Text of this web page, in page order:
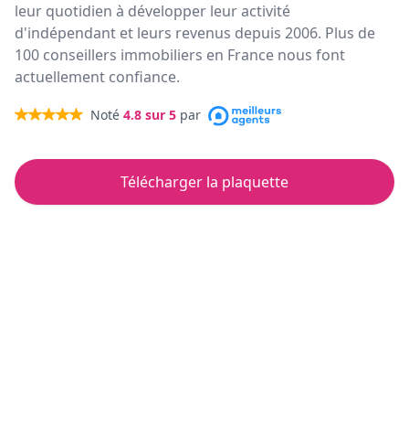
leur quotidien à développer leur activité
d'indépendant et leurs revenus depuis 2006. Plus de
100 conseillers immobiliers en France nous font
actuellement confiance.
Noté 4.8 sur 5 par
Télécharger la plaquette